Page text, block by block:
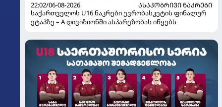
22:02/06-08-2026
ᲐᲡᲐᲙᲝᲑᲠᲘᲕᲘ ᲜᲐᲙᲠᲔᲑᲘ
საქართველოს U16 ნაკრები ევრობასკეტის ფინალურ
ეტაპზე – A დივიზიონში ასპარეზობას იწყებს